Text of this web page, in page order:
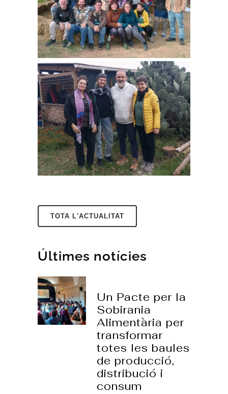
TOTA L'ACTUALITAT
Últimes notícies
Un Pacte per la
Sobirania
Alimentària per
transformar
totes les baules
de producció,
distribució i
consum